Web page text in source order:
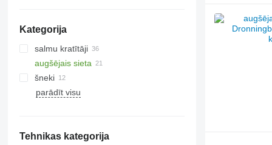
Kategorija
salmu kratītāji
augšējais sieta
šneki
parādīt visu
Tehnikas kategorija